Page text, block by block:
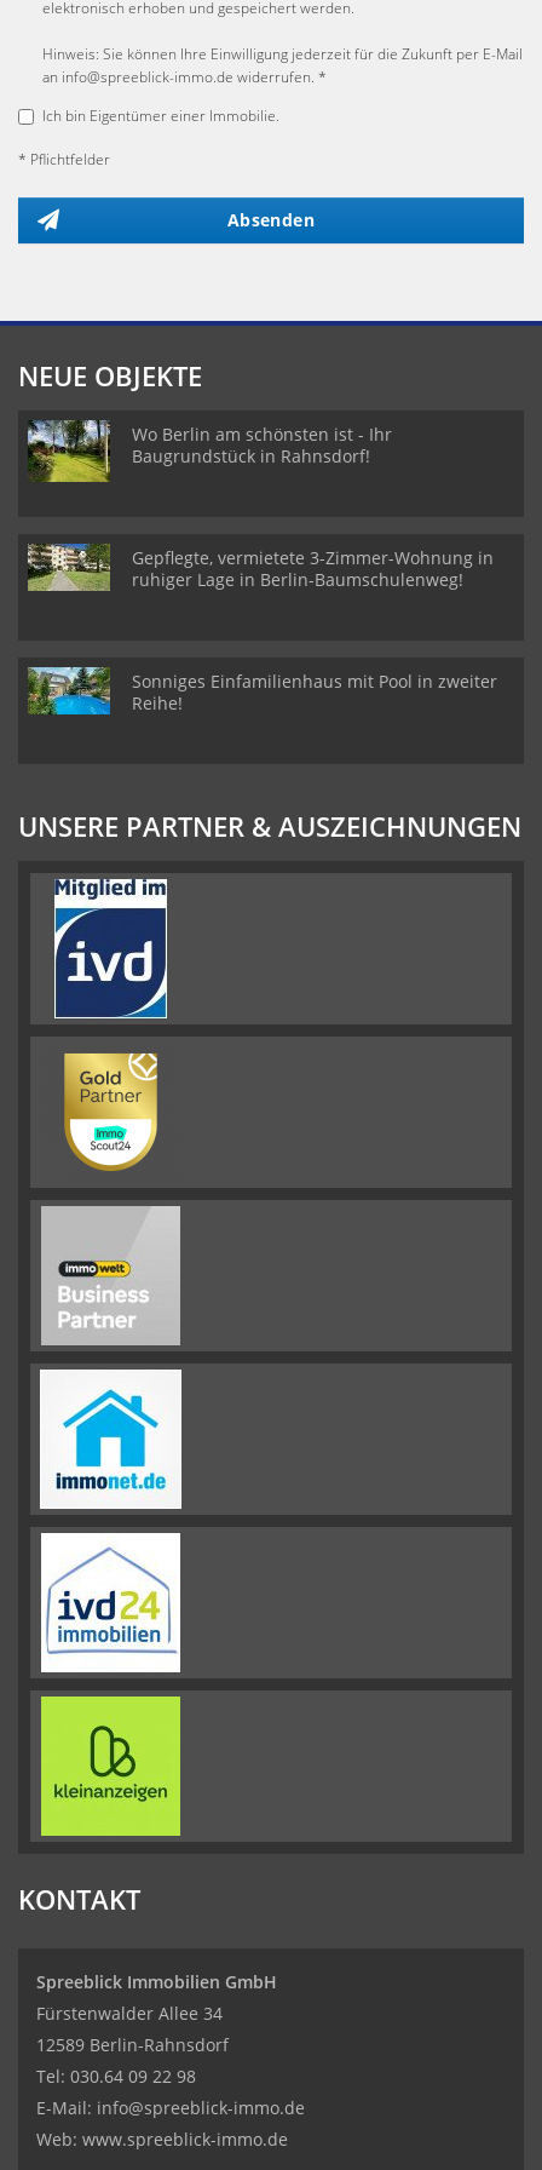
elektronisch erhoben und gespeichert werden.
Hinweis: Sie können Ihre Einwilligung jederzeit für die Zukunft per E-Mail
an info@spreeblick-immo.de widerrufen. *
Ich bin Eigentümer einer Immobilie.
* Pflichtfelder
Absenden
NEUE OBJEKTE
Wo Berlin am schönsten ist - Ihr
Baugrundstück in Rahnsdorf!
Gepflegte, vermietete 3-Zimmer-Wohnung in
ruhiger Lage in Berlin-Baumschulenweg!
Sonniges Einfamilienhaus mit Pool in zweiter
Reihe!
UNSERE PARTNER & AUSZEICHNUNGEN
KONTAKT
Spreeblick Immobilien GmbH
Fürstenwalder Allee 34
12589 Berlin-Rahnsdorf
Tel: 030.64 09 22 98
E-Mail: info@spreeblick-immo.de
Web: www.spreeblick-immo.de